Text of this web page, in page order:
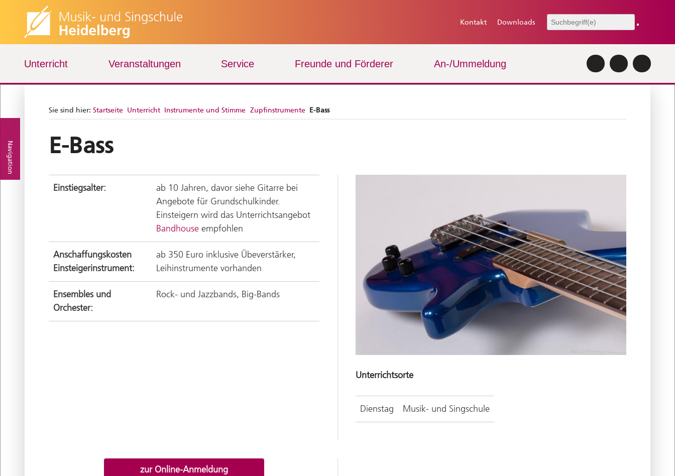
Kontakt Downloads
Unterricht Veranstaltungen Service Freunde und Förderer An-/Ummeldung
Sie sind hier: Startseite Unterricht Instrumente und Stimme Zupfinstrumente E-Bass
Navigation E-Bass
Einstiegsalter:
ab 10 Jahren, davor siehe Gitarre bei
Angebote für Grundschulkinder.
Einsteigern wird das Unterrichtsangebot
Bandhouse empfohlen
Anschaffungskosten
Einsteigerinstrument:
ab 350 Euro inklusive Übeverstärker,
Leihinstrumente vorhanden
Ensembles und
Orchester:
Rock- und Jazzbands, Big-Bands
Unterrichtsorte
Dienstag Musik- und Singschule
zur Online-Anmeldung